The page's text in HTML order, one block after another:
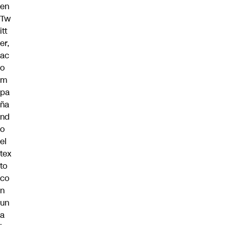
en
Tw
itt
er,
ac
o
m
pa
ña
nd
o
el
tex
to
co
n
un
a